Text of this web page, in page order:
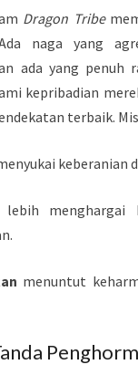
Dragon Tribe
naga yang
ada yang penuh
kepribadian
terbaik.
keberanian
lebih menghargai
menuntut